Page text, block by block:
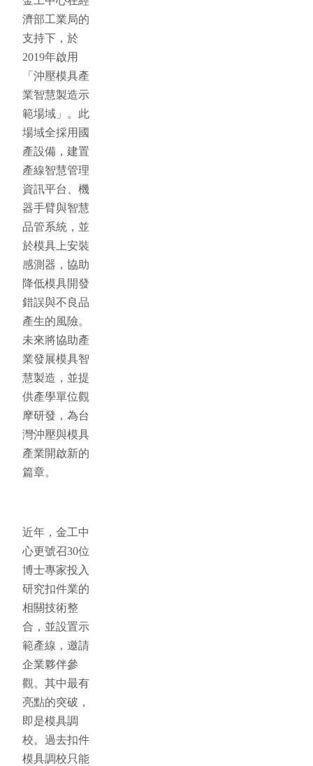
濟部工業局的
支持下，於
2019年啟用
「沖壓模具產
業智慧製造示
範場域」。此
場域全採用國
產設備，建置
產線智慧管理
資訊平台、機
器手臂與智慧
品管系統，並
於模具上安裝
感測器，協助
降低模具開發
錯誤與不良品
產生的風險。
未來將協助產
業發展模具智
慧製造，並提
供產學單位觀
摩研發，為台
灣沖壓與模具
產業開啟新的
篇章。
近年，金工中
心更號召30位
博士專家投入
研究扣件業的
相關技術整
合，並設置示
範產線，邀請
企業夥伴參
觀。其中最有
亮點的突破，
即是模具調
校。過去扣件
模具調校只能